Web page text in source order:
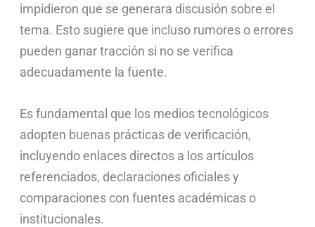
impidieron que se generara discusión sobre el
tema. Esto sugiere que incluso rumores o errores
pueden ganar tracción si no se verifica
adecuadamente la fuente.
Es fundamental que los medios tecnológicos
adopten buenas prácticas de verificación,
incluyendo enlaces directos a los artículos
referenciados, declaraciones oficiales y
comparaciones con fuentes académicas o
institucionales.